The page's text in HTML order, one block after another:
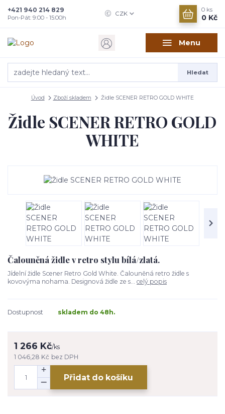
Menu
CZK
Hledat
+421 940 214 829
Pon-Pát: 9:00 - 15:00h
0 ks
0 Kč
Úvod Zboží skladem Židle SCENER RETRO GOLD WHITE
Židle SCENER RETRO GOLD
WHITE
Čalouněná židle v retro stylu bílá/zlatá.
Jídelní židle Scener Retro Gold White. Čalouněná retro židle s
kovovýma nohama. Designová židle ze s... celý popis
Dostupnost skladem do 48h.
1 266 Kč/ks
1 046,28 Kč bez DPH
Přidat do košíku